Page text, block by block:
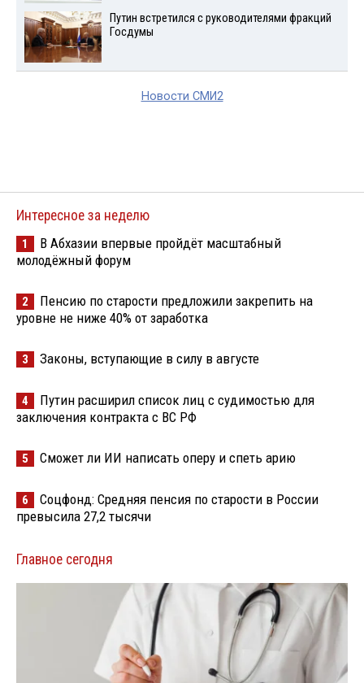
Путин встретился с руководителями фракций
Госдумы
Новости СМИ2
Интересное за неделю
1
В Абхазии впервые пройдёт масштабный
молодёжный форум
2
Пенсию по старости предложили закрепить на
уровне не ниже 40% от заработка
3 Законы, вступающие в силу в августе
4
Путин расширил список лиц с судимостью для
заключения контракта с ВС РФ
5 Сможет ли ИИ написать оперу и спеть арию
6
Соцфонд: Средняя пенсия по старости в России
превысила 27,2 тысячи
Главное сегодня